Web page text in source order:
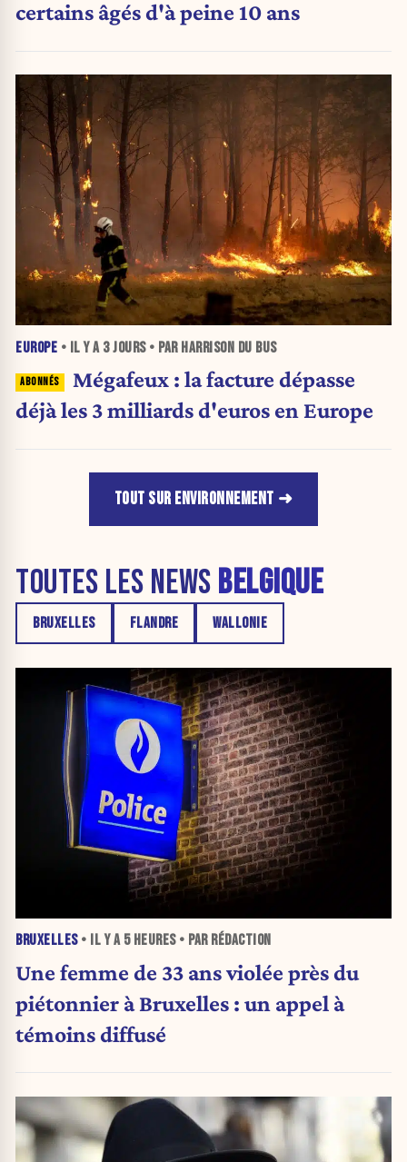
certains âgés d'à peine 10 ans
EUROPE • IL Y A 3 JOURS• PAR HARRISON DU BUS
Mégafeux : la facture dépasse
déjà les 3 milliards d'euros en Europe
TOUT SUR ENVIRONNEMENT
TOUTES LES NEWS BELGIQUE
BRUXELLES FLANDRE WALLONIE
BRUXELLES• IL Y A 5 HEURES• PAR RÉDACTION
Une femme de 33 ans violée près du
piétonnier à Bruxelles : un appel à
témoins diffusé